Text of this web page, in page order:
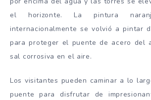
el horizonte. La pintura
internacionalmente se volvió a pintar
para proteger el puente de acero del
sal corrosiva en el aire.
Los visitantes pueden caminar a lo
puente para disfrutar de